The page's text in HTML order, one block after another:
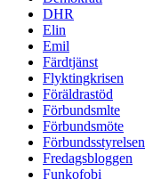
DHR
Elin
Emil
Färdtjänst
Flyktingkrisen
Föräldrastöd
Förbundsmlte
Förbundsmöte
Förbundsstyrelsen
Fredagsbloggen
Funkofobi